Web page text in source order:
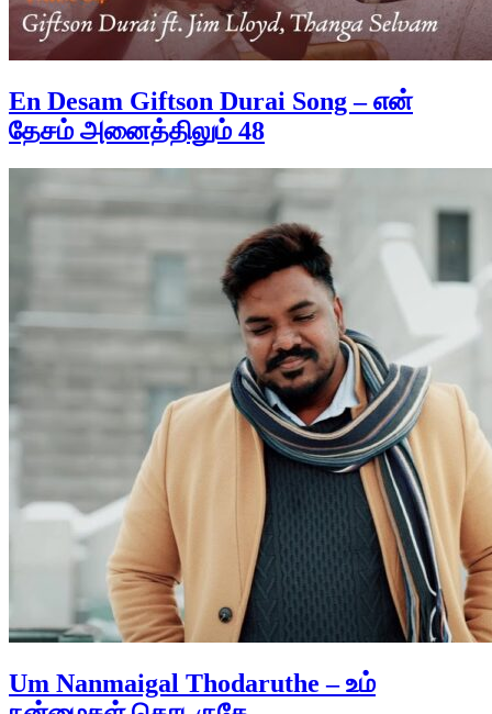
En Desam Giftson Durai Song – என்
தேசம் அனைத்திலும் 48
Um Nanmaigal Thodaruthe – உம்